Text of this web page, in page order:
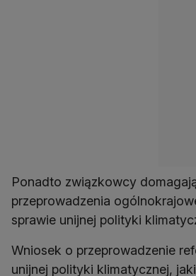
Ponadto związkowcy
przeprowadzenia
sprawie unijnej polityki
Wniosek o przeprowadzenie
unijnej polityki klimatycznej, jaki